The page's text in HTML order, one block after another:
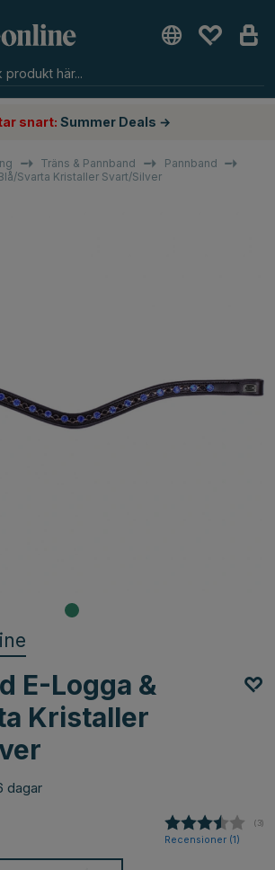
snart: Summer Deals →
Träns & Pannband
Pannband
Svarta Kristaller Svart/Silver
E-Logga &
Kristaller
dagar
(3)
Recensioner (1)